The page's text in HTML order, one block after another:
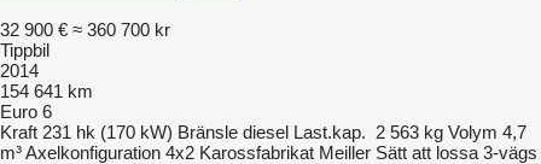
32 900 € ≈ 360 700 kr
Tippbil
2014
154 641 km
Euro 6
Kraft 231 hk (170 kW) Bränsle diesel Last.kap. 2 563 kg Volym 4,7
m³Axelkonfiguration 4x2 Karossfabrikat Meiller Sätt att lossa 3-vägs